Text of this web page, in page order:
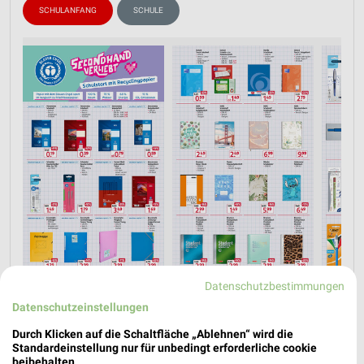
SCHULANFANG SCHULE
Datenschutzbestimmungen
Datenschutzeinstellungen
Durch Klicken auf die Schaltfläche „Ablehnen“ wird die
Standardeinstellung nur für unbedingt erforderliche cookie
beibehalten.